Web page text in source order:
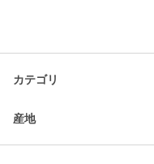
カテゴリ
産地